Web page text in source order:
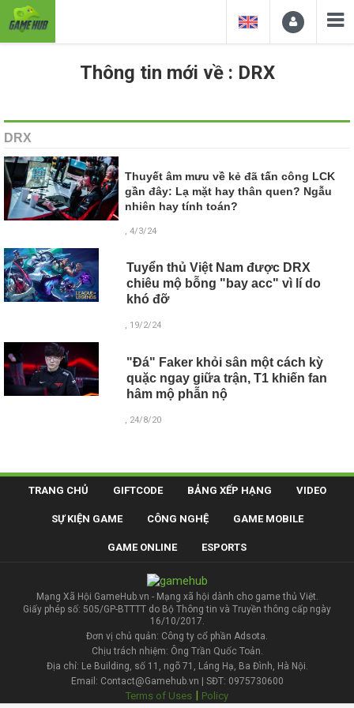
Thông tin mới về : DRX
DRX
Thuyết âm mưu về kẻ đã tấn công LCK
gần đây: Lạ mặt hay thân quen? Ngẫu
nhiên hay tính toán?
, 4/3/24
Tuyển thủ Việt Nam được DRX
chiêu mộ bỗng "bay acc" vì lí do
khó đỡ
, 19/2/24
"Đá" Faker khỏi sân một cách kỳ
quặc ngay giữa trận, T1 khiến fan
hâm mộ phẫn nộ
, 24/8/20
TRANG CHỦ GIFTCODE BẢNG XẾP HẠNG VIDEO
SỰ KIỆN GAME CÔNG NGHỆ GAME MOBILE
GAME ONLINE ESPORTS
Mạng Xã Hội GameHub.vn - Mạng xã hội dành cho game thủ Việt.
Giấy phép số: 505/GP-BTTTT do Bộ Thông tin và Truyền thông cấp ngày
16/10/2017.
Đơn vị chủ quản: Công ty cổ phần Adsota.
Chịu trách nhiệm: Ông Trần Quốc Toản.
Địa chỉ: Le Building, số 11, ngõ 71, Láng Hạ, Ba Đình, Hà Nội.
Email: Contact@Gamehub.vn | SĐT: 0975730600
Terms of Uses | Policy